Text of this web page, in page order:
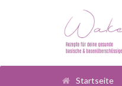
Startseite